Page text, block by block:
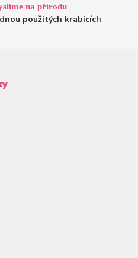
na přírodu
použitých krabicích